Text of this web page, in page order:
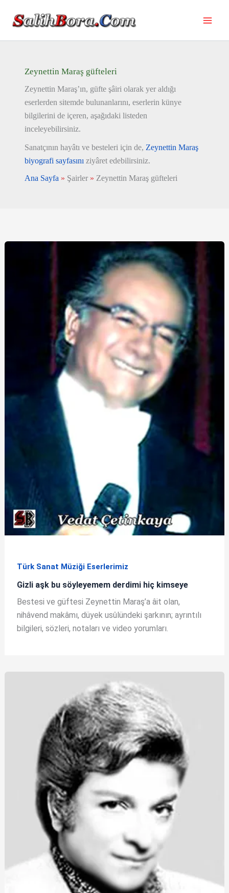
Zeynettin Maraş güfteleri
Zeynettin Maraş’ın, güfte şâiri olarak yer aldığı
eserlerden sitemde bulunanlarını, eserlerin künye
bilgilerini de içeren, aşağıdaki listeden
inceleyebilirsiniz.
Sanatçının hayâtı ve besteleri için de, Zeynettin Maraş
biyografi sayfasını ziyâret edebilirsiniz.
Ana Sayfa » Şairler » Zeynettin Maraş güfteleri
Türk Sanat Müziği Eserlerimiz
Gizli aşk bu söyleyemem derdimi hiç kimseye
Bestesi ve güftesi Zeynettin Maraş’a âit olan,
nihâvend makâmı, düyek usûlündeki şarkının; ayrıntılı
bilgileri, sözleri, notaları ve video yorumları.